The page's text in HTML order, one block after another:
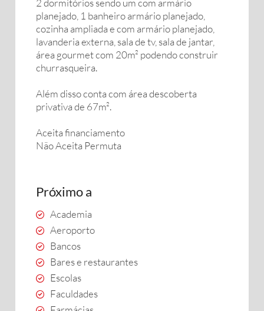
2 dormitórios sendo um com armário
planejado, 1 banheiro armário planejado,
cozinha ampliada e com armário planejado,
lavanderia externa, sala de tv, sala de jantar,
área gourmet com 20m² podendo construir
churrasqueira.
Além disso conta com área descoberta
privativa de 67m².
Aceita financiamento
Não Aceita Permuta
Próximo a
Academia
Aeroporto
Bancos
Bares e restaurantes
Escolas
Faculdades